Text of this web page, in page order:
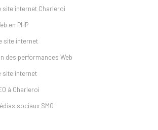
site internet Charleroi
en PHP
site internet
des performances Web
site internet
à Charleroi
sociaux SMO